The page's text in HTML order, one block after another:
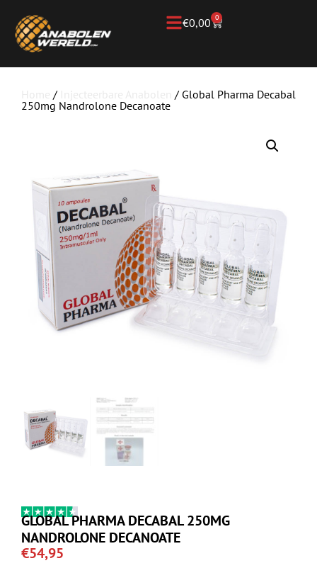
€0,00 0
/
/ Global Pharma Decabal
250mg Nandrolone Decanoate
GLOBAL PHARMA DECABAL 250MG
NANDROLONE DECANOATE
€54,95